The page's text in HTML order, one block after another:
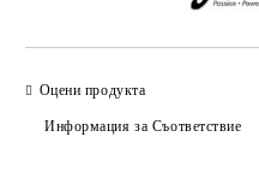
Оцени продукта
Информация за Съответствие